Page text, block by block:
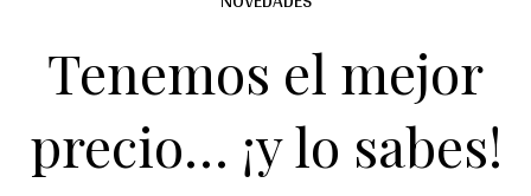
Tenemos el mejor
precio… ¡y lo sabes!